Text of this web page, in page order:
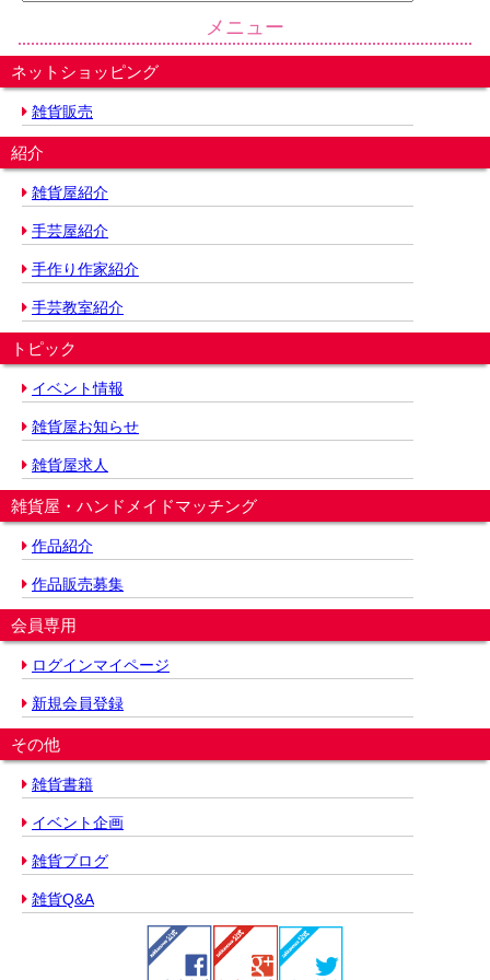
メニュー
ネットショッピング
雑貨販売
紹介
雑貨屋紹介
手芸屋紹介
手作り作家紹介
手芸教室紹介
トピック
イベント情報
雑貨屋お知らせ
雑貨屋求人
雑貨屋・ハンドメイドマッチング
作品紹介
作品販売募集
会員専用
ログインマイページ
新規会員登録
その他
雑貨書籍
イベント企画
雑貨ブログ
雑貨Q&A